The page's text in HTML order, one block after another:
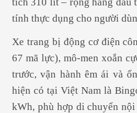
tính thực dụng cho người
Xe trang bị động cơ điện
67 mã lực), mô-men xoắn
trước, vận hành êm ái và
hiện có tại Việt Nam là
kWh, phù hợp di chuyển